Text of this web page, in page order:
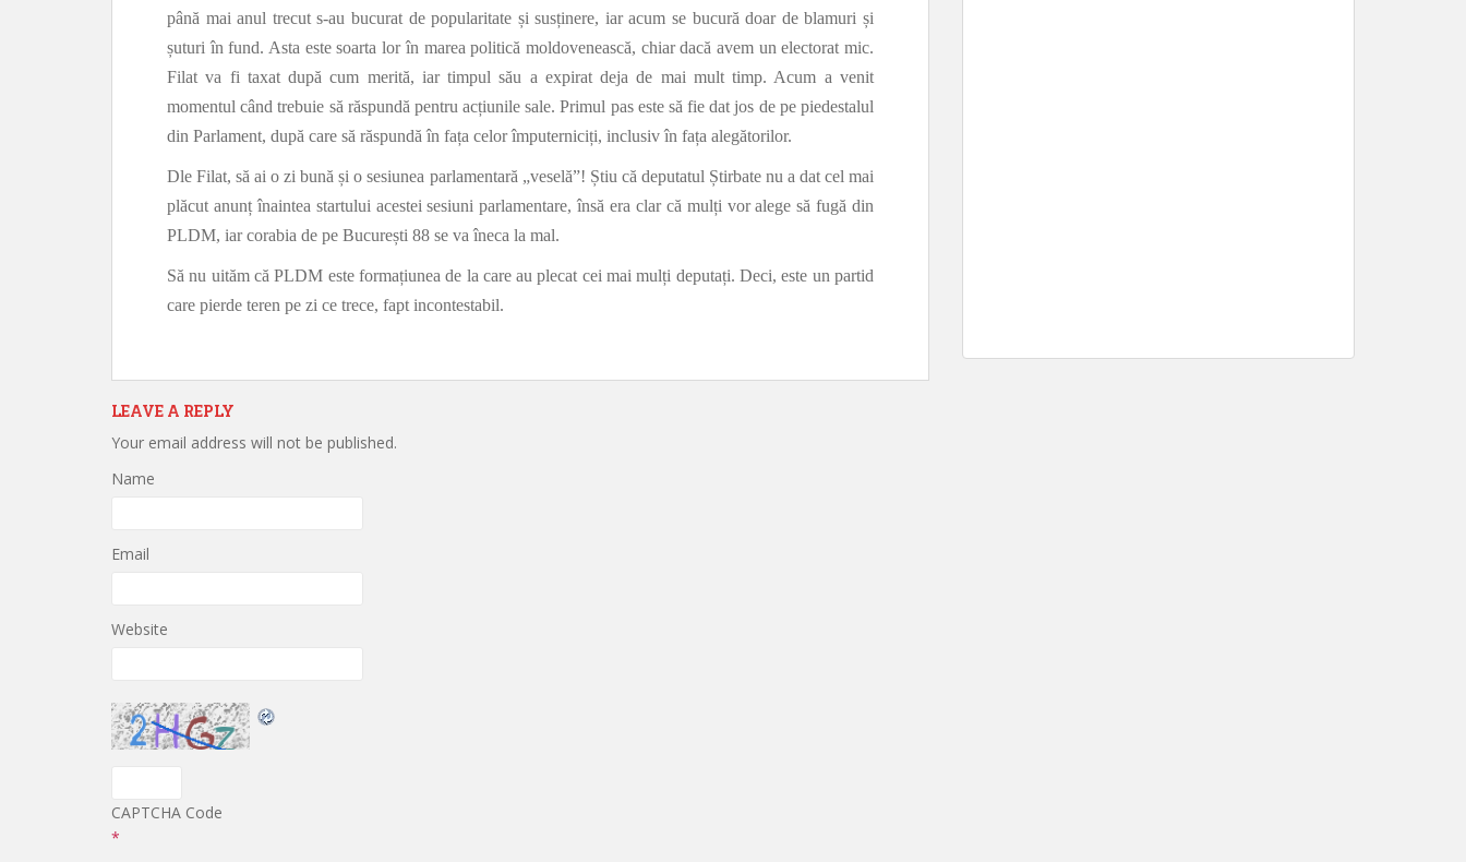
până mai anul trecut s-au bucurat de popularitate și susținere, iar acum se bucură doar de blamuri și
șuturi în fund. Asta este soarta lor în marea politică moldovenească, chiar dacă avem un electorat mic.
Filat va fi taxat după cum merită, iar timpul său a expirat deja de mai mult timp. Acum a venit
momentul când trebuie să răspundă pentru acțiunile sale. Primul pas este să fie dat jos de pe piedestalul
din Parlament, după care să răspundă în fața celor împuterniciți, inclusiv în fața alegătorilor.
Dle Filat, să ai o zi bună și o sesiunea parlamentară „veselă”! Știu că deputatul Știrbate nu a dat cel mai
plăcut anunț înaintea startului acestei sesiuni parlamentare, însă era clar că mulți vor alege să fugă din
PLDM, iar corabia de pe București 88 se va îneca la mal.
Să nu uităm că PLDM este formațiunea de la care au plecat cei mai mulți deputați. Deci, este un partid
care pierde teren pe zi ce trece, fapt incontestabil.
LEAVE A REPLY
Your email address will not be published.
Name
Email
Website
CAPTCHA Code
*